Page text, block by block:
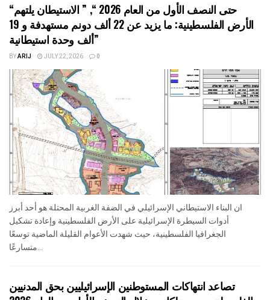
“حتى النصف الأول من العام 2026 “, ” الاستيطان يلتهم
الأرض الفلسطينية: ما يزيد عن 22 ألف دونم مستهدفة و 19
ألف وحدة استيطانية”
BYARIJ JULY 22, 2026 0
ان البناء الاستيطاني الإسرائيلي في الضفة الغربية المحتلة هو أحد أبرز
أدوات السيطرة الإسرائيلية على الأرض الفلسطينية وإعادة تشكيل
الجغرافيا الفلسطينية، حيث شهدت الأعوام القليلة الماضية توسعًا
تصاعد انتهاكات المستوطنين الإسرائيليين بحق المدنيين